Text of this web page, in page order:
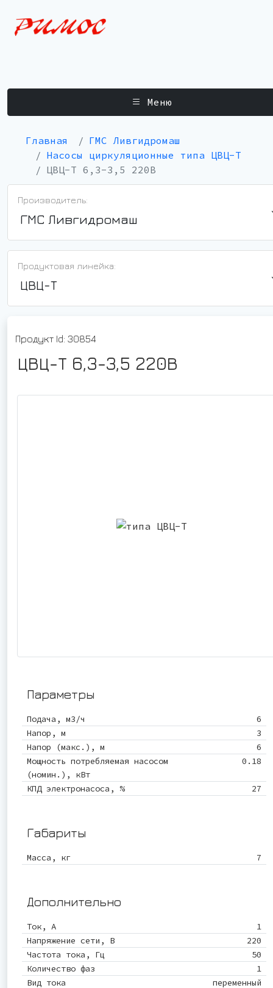
Меню
Главная
ГМС Ливгидромаш
Насосы циркуляционные типа ЦВЦ-Т
ЦВЦ-Т 6,3-3,5 220В
Производитель:
ГМС Ливгидромаш
Продуктовая линейка:
ЦВЦ-Т
Продукт Id: 30854
ЦВЦ-Т 6,3-3,5 220В
Параметры
Подача, м3/ч
6
Напор, м
3
Напор (макс.), м
6
Мощность потребляемая насосом
(номин.), кВт
0.18
КПД электронасоса, % 27
Габариты
Масса, кг 7
Дополнительно
Ток, А
1
Напряжение сети, В
220
Частота тока, Гц
50
Количество фаз
1
Вид тока
переменный